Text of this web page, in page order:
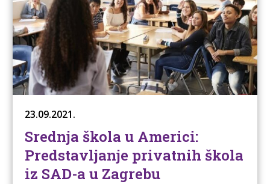
23.09.2021.
Srednja škola u Americi:
Predstavljanje privatnih škola
iz SAD-a u Zagrebu